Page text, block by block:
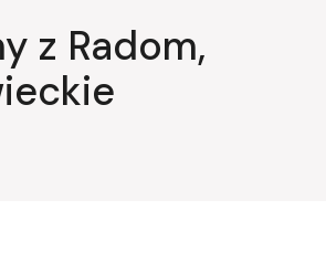
z Radom,